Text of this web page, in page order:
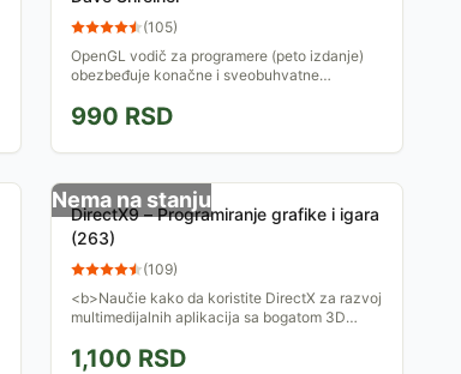
(105)
OpenGL vodič za programere (peto izdanje)
obezbeđuje konačne i sveobuhvatne
biblioteci. Sadrži ...
990 RSD
Nema na stanju
DirectX9 – Programiranje grafike i igara
(263)
(109)
<b>Naučie kako da koristite DirectX za razvoj
multimedijalnih aplikacija sa bogatom 3D
1,100 RSD